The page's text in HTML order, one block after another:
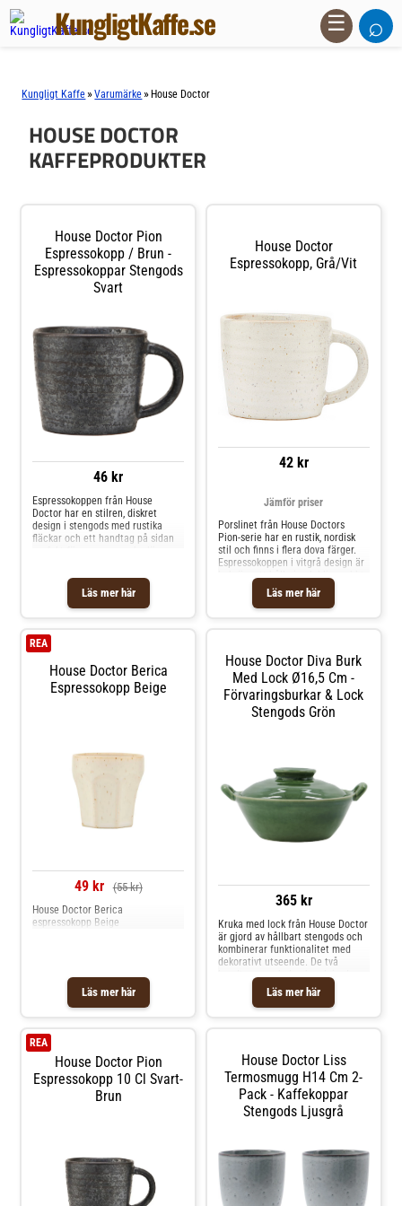
KungligtKaffe.se ☰ ⌕
Kungligt Kaffe »Varumärke » House Doctor
HOUSE DOCTOR
KAFFEPRODUKTER
House Doctor Pion
Espressokopp / Brun -
Espressokoppar Stengods
Svart
46 kr
Läs mer här
Espressokoppen från House
Doctor har en stilren, diskret
design i stengods med rustika
fläckar och ett handtag på sidan
serien och skapa din personliga
look. Varje artikel är unik och kan
variera något i utseendet. Om
espressokoppen från House
Tillverkad av stengods.- Rustika
fläckar.- Handtag på sidan.- Höjd:
55 mm.- Diameter: 60 mm.
Skötselråd för espressokoppen-
Tål diskmaskin.- Tål mikrovågsugn.
House Doctor
Espressokopp, Grå/vit
42 kr
Läs mer här
Jämför priser
Porslinet från House Doctors
Pion-serie har en rustik, nordisk
stil och finns i flera dova färger.
Espressokoppen i vitgrå design är
din favoritkopp i vardagen. Kan
diskas i diskmaskin.
House Doctor Berica
Espressokopp Beige
REA
49 kr (55 kr)
Läs mer här
House Doctor Berica
espressokopp Beige
House Doctor Diva Burk
Med Lock Ø16,5 Cm -
Förvaringsburkar & Lock
Stengods Grön
365 kr
Läs mer här
Kruka med lock från House Doctor
är gjord av hållbart stengods och
kombinerar funktionalitet med
dekorativt utseende. De två
handtagen och den handgjorda
finishen ger värme och karaktär,
vilket gör den perfekt att ställa på
en hylla eller som snygg förvaring
Hållbar konstruktion i stengods.-
Dekorativ förvaring.- Perfekt för
kök, matsal eller servering.
Shoppa Förvaringsburkar & lock
och mer Köksförvaring hos Royal
House Doctor Pion
Espressokopp 10 Cl Svart-
Brun
REA
House Doctor Liss
Termosmugg H14 Cm 2-
Pack - Kaffekoppar
Stengods Ljusgrå